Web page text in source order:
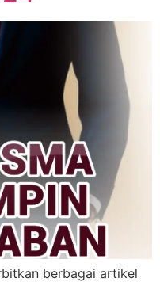
berbagai artikel